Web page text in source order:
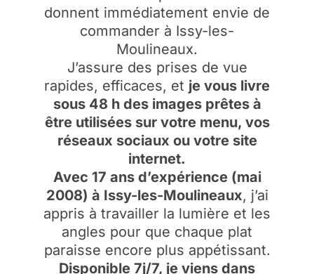
donnent immédiatement envie de
commander à Issy-les-
Moulineaux.
J’assure des prises de vue
rapides, efficaces, et je vous livre
sous 48 h des images prêtes à
être utilisées sur votre menu, vos
réseaux sociaux ou votre site
internet.
Avec 17 ans d’expérience (mai
2008) à Issy-les-Moulineaux, j’ai
appris à travailler la lumière et les
angles pour que chaque plat
paraisse encore plus appétissant.
Disponible 7j/7, je viens dans